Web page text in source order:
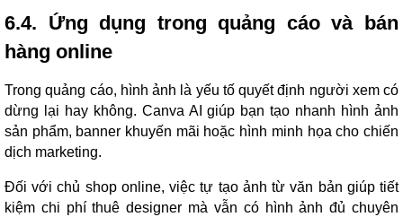
6.4. Ứng dụng trong quảng cáo và bán
hàng online
Trong quảng cáo, hình ảnh là yếu tố quyết định người xem có
dừng lại hay không. Canva AI giúp bạn tạo nhanh hình ảnh
sản phẩm, banner khuyến mãi hoặc hình minh họa cho chiến
dịch marketing.
Đối với chủ shop online, việc tự tạo ảnh từ văn bản giúp tiết
kiệm chi phí thuê designer mà vẫn có hình ảnh đủ chuyên